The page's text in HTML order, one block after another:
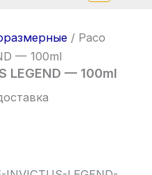
/ Paco
— 100ml
LEGEND — 100ml